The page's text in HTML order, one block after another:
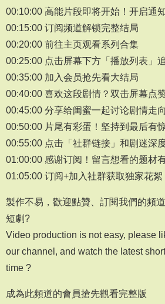
00:10:00 高能片段即将开始！开启通
00:15:00 订阅频道解锁完整结局
00:20:00 前往主页观看系列合集
00:25:00 点击屏幕下方「播放列表」
00:35:00 加入会员抢先看大结局
00:40:00 喜欢这段剧情？双击屏幕点
00:45:00 分享给闺蜜一起讨论剧情走
00:50:00 片尾有彩蛋！坚持到最后有
00:55:00 点击「社群链接」和剧迷深
01:00:00 感谢订阅！留言想看的题材
01:05:00 订阅+加入社群获取独家花絮
製作不易，歡迎點贊、訂閱我們的頻
短劇?
Video production is not easy, please
our channel, and watch the latest
time ?
成為此頻道的會員搶先觀看完整版